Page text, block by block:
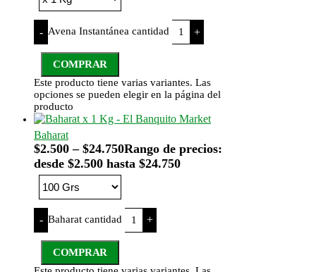
- Avena Instantánea cantidad +
COMPRAR
Este producto tiene varias variantes. Las
opciones se pueden elegir en la página del
producto
Baharat
$2.500 – $24.750Rango de precios:
desde $2.500 hasta $24.750
- Baharat cantidad +
COMPRAR